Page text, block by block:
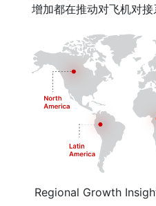
增加都在推动对飞机对接
Regional Growth